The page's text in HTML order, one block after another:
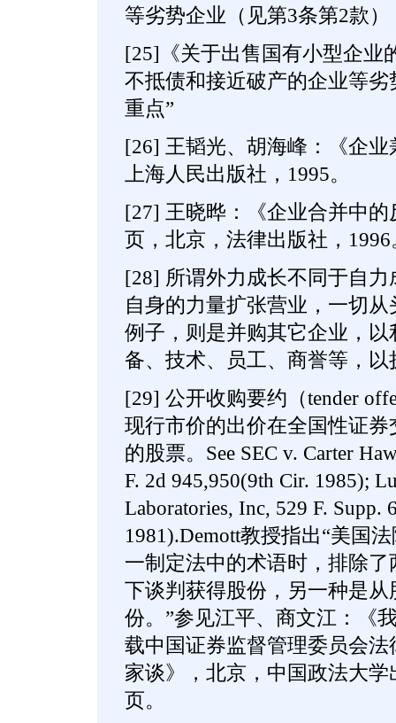
等劣势企业（见第3条第2款）
[25]《关于出售国有小型企业
不抵债和接近破产的企业等
重点”
[26] 王韬光、胡海峰：《企
上海人民出版社，1995。
[27] 王晓晔：《企业合并中的
页，北京，法律出版社，1996
[28] 所谓外力成长不同于自
自身的力量扩张营业，一切
例子，则是并购其它企业，
备、技术、员工、商誉等，以
[29] 公开收购要约（tender
现行市价的出价在全国性证
的股票。See SEC v. Carter
F. 2d 945,950(9th Cir. 1985);
Laboratories, Inc, 529 F. Supp.
1981).Demott教授指出“美国
一制定法中的术语时，排除
下谈判获得股份，另一种是
份。”参见江平、商文江：《
载中国证券监督管理委员会
家谈》，北京，中国政法大学
页。